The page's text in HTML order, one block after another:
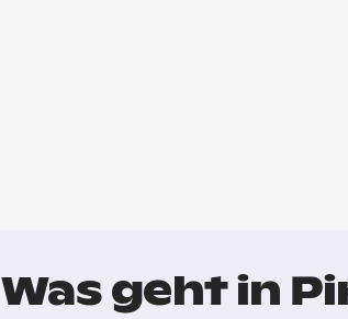
Was geht in